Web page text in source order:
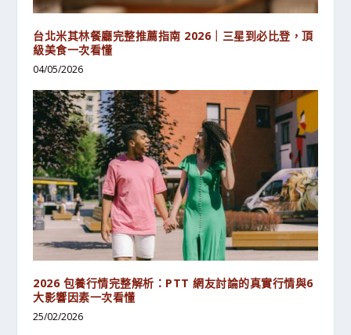
台北米其林餐廳完整推薦指南 2026｜三星到必比登，頂
級美食一次看懂
04/05/2026
2026 包養行情完整解析：PTT 網友討論的真實行情與6
大影響因素一次看懂
25/02/2026